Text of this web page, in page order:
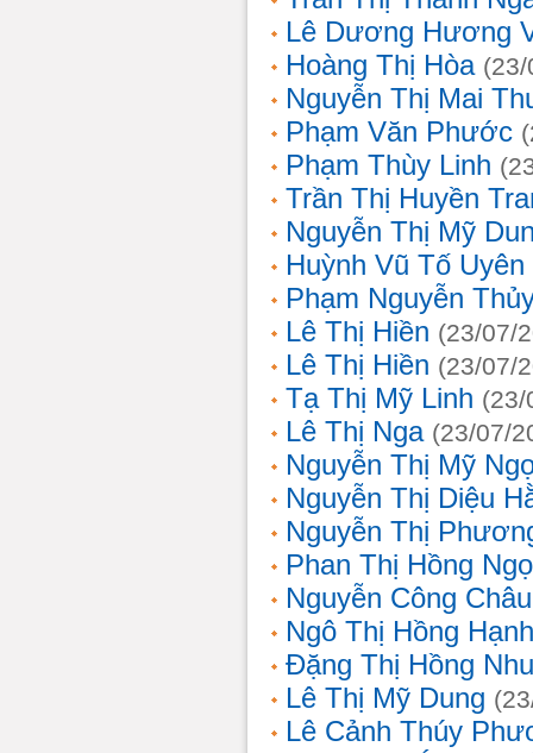
Lê Dương Hương
Hoàng Thị Hòa
Nguyễn Thị Mai
Phạm Văn Phước
Phạm Thùy Linh
Trần Thị Huyền
Nguyễn Thị Mỹ
Huỳnh Vũ Tố Uyên
Phạm Nguyễn
Lê Thị Hiền (23/07/
Lê Thị Hiền (23/07/
Tạ Thị Mỹ Linh (23/
Lê Thị Nga (23/07/
Nguyễn Thị Mỹ
Nguyễn Thị Diệu
Nguyễn Thị
Phan Thị Hồng
Nguyễn Công Châu
Ngô Thị Hồng Hạnh
Đặng Thị Hồng
Lê Thị Mỹ Dung
Lê Cảnh Thúy